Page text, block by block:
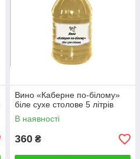
Вино «Каберне по-білому»
біле сухе столове 5 літрів
В наявності
360 ₴